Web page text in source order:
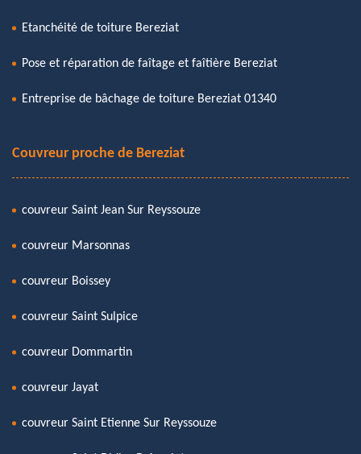
Etanchéité de toiture Bereziat
Pose et réparation de faîtage et faîtière Bereziat
Entreprise de bâchage de toiture Bereziat 01340
Couvreur proche de Bereziat
couvreur Saint Jean Sur Reyssouze
couvreur Marsonnas
couvreur Boissey
couvreur Saint Sulpice
couvreur Dommartin
couvreur Jayat
couvreur Saint Etienne Sur Reyssouze